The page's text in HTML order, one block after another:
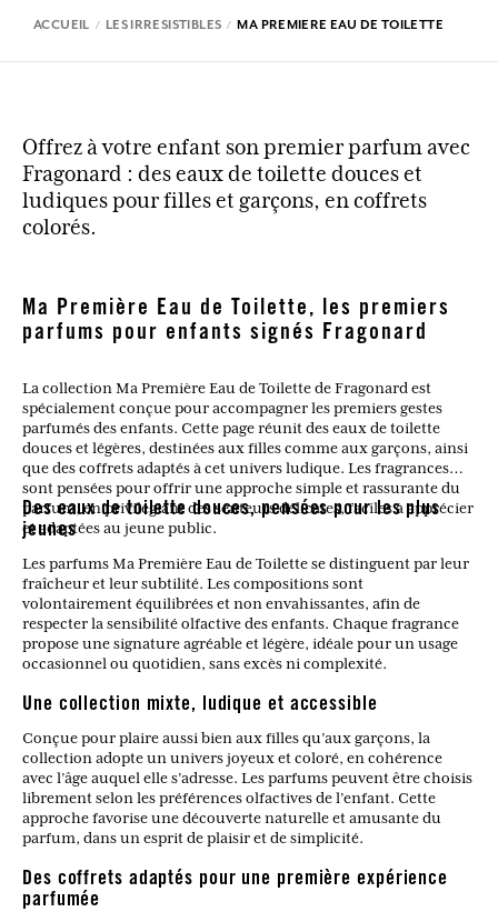
ACCUEIL LES IRRESISTIBLES MA PREMIERE EAU DE TOILETTE
Offrez à votre enfant son premier parfum avec
Fragonard : des eaux de toilette douces et
ludiques pour filles et garçons, en coffrets
colorés.
Ma Première Eau de Toilette, les premiers
parfums pour enfants signés Fragonard
La collection Ma Première Eau de Toilette de Fragonard est
spécialement conçue pour accompagner les premiers gestes
parfumés des enfants. Cette page réunit des eaux de toilette
douces et légères, destinées aux filles comme aux garçons, ainsi
que des coffrets adaptés à cet univers ludique. Les fragrances
sont pensées pour offrir une approche simple et rassurante du
parfum, en privilégiant des senteurs délicates, faciles à apprécier
et adaptées au jeune public.
Des eaux de toilette douces, pensées pour les plus
jeunes
Les parfums Ma Première Eau de Toilette se distinguent par leur
fraîcheur et leur subtilité. Les compositions sont
volontairement équilibrées et non envahissantes, afin de
respecter la sensibilité olfactive des enfants. Chaque fragrance
propose une signature agréable et légère, idéale pour un usage
occasionnel ou quotidien, sans excès ni complexité.
Une collection mixte, ludique et accessible
Conçue pour plaire aussi bien aux filles qu’aux garçons, la
collection adopte un univers joyeux et coloré, en cohérence
avec l’âge auquel elle s’adresse. Les parfums peuvent être choisis
librement selon les préférences olfactives de l’enfant. Cette
approche favorise une découverte naturelle et amusante du
parfum, dans un esprit de plaisir et de simplicité.
Des coffrets adaptés pour une première expérience
parfumée